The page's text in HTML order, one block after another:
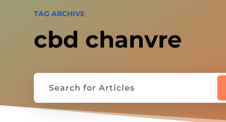
TAG ARCHIVE
cbd chanvre